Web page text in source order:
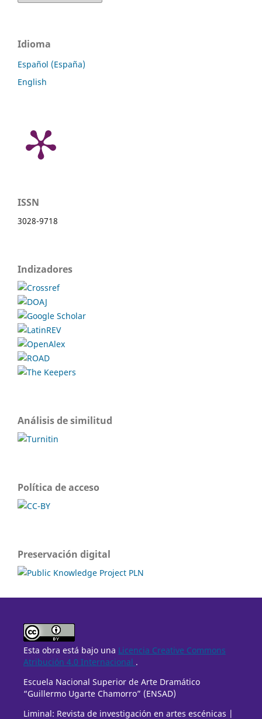
Idioma
Español (España)
English
ISSN
3028-9718
Indizadores
Análisis de similitud
Política de acceso
Preservación digital
Esta obra está bajo una Licencia Creative Commons
Atribución 4.0 Internacional .
Escuela Nacional Superior de Arte Dramático
“Guillermo Ugarte Chamorro” (ENSAD)
Liminal: Revista de investigación en artes escénicas |